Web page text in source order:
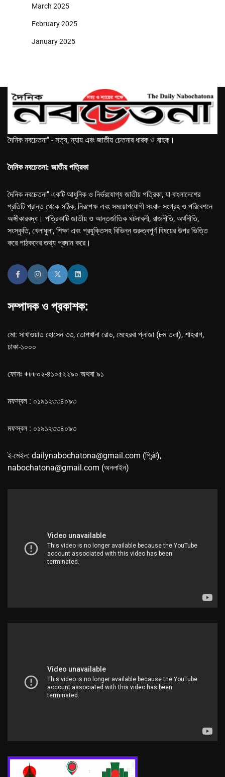
March 2025
February 2025
January 2025
দৈনিক নবচেতনা" - সত্য, ন্যায় এবং জাতীয় চেতনার ধারক ও বাহক।
দৈনিক নবচেতনা: জাতীয় পত্রিকা
দৈনিক নবচেতনা" একটি আধুনিক ও নির্ভরযোগ্য জাতীয় পত্রিকা, যা বাংলাদেশের
প্রতিটি প্রান্ত থেকে সঠিক, নিরপেক্ষ এবং সময়োপযোগী সংবাদ সংগ্রহ ও পরিবেশনে
অঙ্গীকারবদ্ধ। পত্রিকাটি জাতীয় ও আন্তর্জাতিক ঘটনাবলী, রাজনীতি, অর্থনীতি,
সংস্কৃতি, খেলাধুলা, শিক্ষা এবং প্রযুক্তিসহ বিভিন্ন গুরুত্বপূর্ণ বিষয়ের উপর ভিত্তি
করে পাঠকদের তথ্য প্রদান করে।
সম্পাদক ও প্রকাশক:
মো: সাখাওয়াত হোসেন ৩৩, তোপখানা রোড, মেহেরবা প্লাজা (৮ম তলা), শাহবাগ,
ঢাকা-১০০০
ফোনঃ +৮৮০২-৪১০৫২২৯০ অথবা ৯১
মফস্বল : ০১৯১২৩৩৪০৯৩
মফস্বল : ০১৯১২৩৩৪০৯৩
ই-মেইল: dailynabochatona@gmail.com (প্রিন্ট),
nabochatona@gmail.com (অনলাইন)